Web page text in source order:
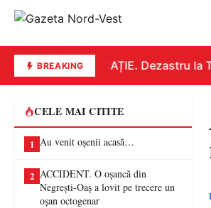
BREAKINGEDUCAȚIE. Dezastru la
CELE MAI CITITE
1 Au venit oșenii acasă…
2 ACCIDENT. O oșancă din
Negrești-Oaș a lovit pe trecere un
oșan octogenar